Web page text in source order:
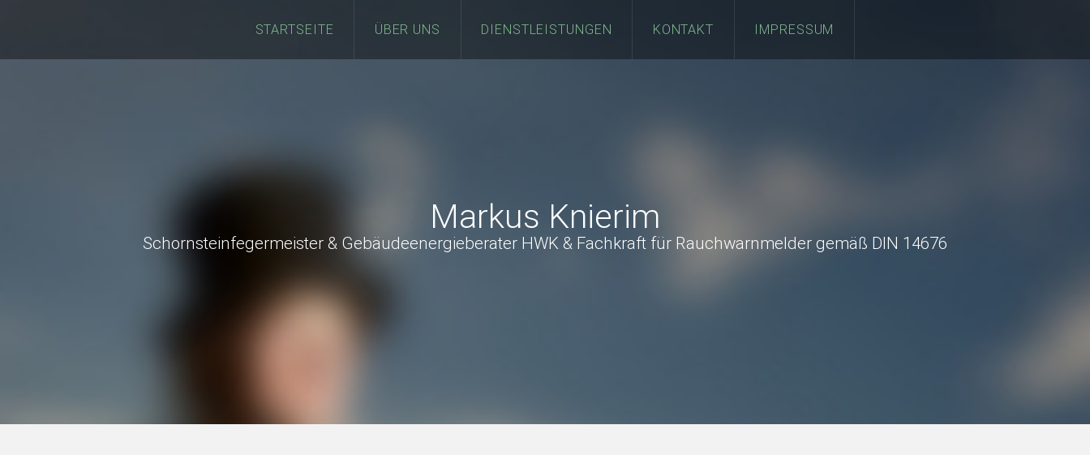
STARTSEITE ÜBER UNS DIENSTLEISTUNGEN KONTAKT IMPRESSUM
Markus Knierim
Schornsteinfegermeister & Gebäudeenergieberater HWK & Fachkraft für Rauchwarnmelder gemäß DIN 14676